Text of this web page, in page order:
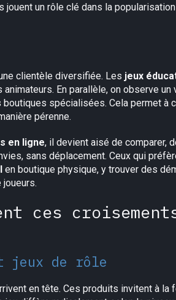
un rôle clé dans la
clientèle diversifiée. Les jeux
En parallèle, on observe
spécialisées. Cela permet à
pérenne.
en ligne, il devient aisé de comparer,
sans déplacement. Ceux qui
en boutique physique, y trouver des
ces
jeux de rôle
en tête. Ces produits invitent à la